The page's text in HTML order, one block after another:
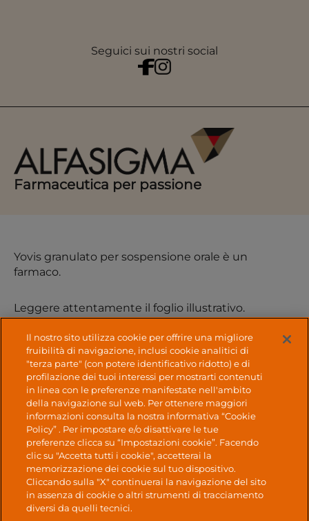
Seguici sui nostri social
Farmaceutica per passione
Yovis granulato per sospensione orale è un
farmaco.
Leggere attentamente il foglio illustrativo.
Alfasigma S.p.A. P.IVA 03432221202
Farmacovigilanza| Dichiarazione di Accessibilità
Cookie Policy|Diritti degli interessati|Privacy
Policy|Mappa del sito| Alfasigma
No Result Website Carbon
Il nostro sito utilizza cookie per offrire una migliore
fruibilità di navigazione, inclusi cookie analitici di
"terza parte" (con potere identificativo ridotto) e di
profilazione dei tuoi interessi per mostrarti contenuti
in linea con le preferenze manifestate nell'ambito
della navigazione sul web. Per ottenere maggiori
informazioni consulta la nostra informativa “Cookie
Policy” . Per impostare e/o disattivare le tue
preferenze clicca su “Impostazioni cookie”. Facendo
clic su "Accetta tutti i cookie", accetterai la
memorizzazione dei cookie sul tuo dispositivo.
Cliccando sulla "X" continuerai la navigazione del sito
in assenza di cookie o altri strumenti di tracciamento
diversi da quelli tecnici.